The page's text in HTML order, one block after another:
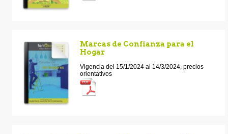
Marcas de Confianza para el
Hogar
Vigencia del 15/1/2024 al 14/3/2024, precios
orientativos